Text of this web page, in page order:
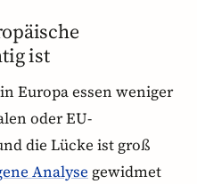
ist
Europa essen weniger
oder EU-
die Lücke ist groß
Analyse gewidmet